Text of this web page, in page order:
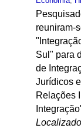
reuniram-
Sul" para
de
Jurídicos
Relações